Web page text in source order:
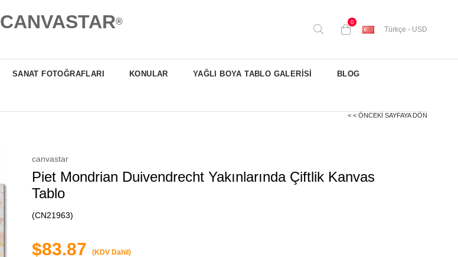
CANVASTAR® 0
Türkçe - USD
SANAT FOTOĞRAFLARI KONULAR YAĞLI BOYA TABLO GALERİSİ BLOG
< < ÖNCEKI SAYFAYA DÖN
canvastar
Piet Mondrian Duivendrecht Yakınlarında Çiftlik Kanvas
Tablo
(CN21963)
$83.87 (KDV Dahil)